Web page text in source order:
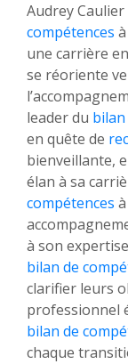
Audrey
compétences
une carrière
se réoriente
leader du
en quête de
bienveillante,
élan à sa
compétences
à son
bilan de
clarifier leurs
professionnel
bilan de
chaque